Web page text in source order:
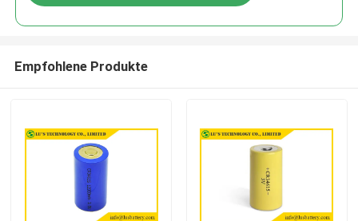
Empfohlene Produkte